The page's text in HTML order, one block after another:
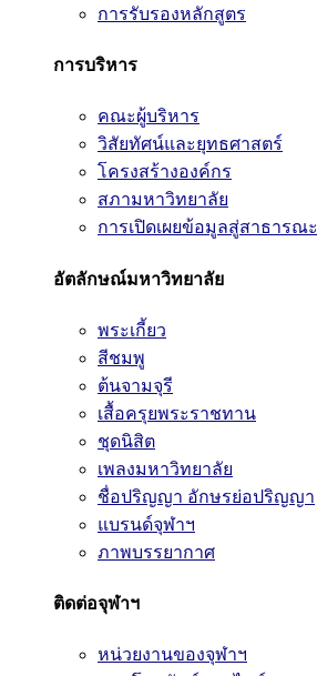
การรับรองหลักสูตร
การบริหาร
คณะผู้บริหาร
วิสัยทัศน์และยุทธศาสตร์
โครงสร้างองค์กร
สภามหาวิทยาลัย
การเปิดเผยข้อมูลสู่สาธารณะ
อัตลักษณ์มหาวิทยาลัย
พระเกี้ยว
สีชมพู
ต้นจามจุรี
เสื้อครุยพระราชทาน
ชุดนิสิต
เพลงมหาวิทยาลัย
ชื่อปริญญา อักษรย่อปริญญา
แบรนด์จุฬาฯ
ภาพบรรยากาศ
ติดต่อจุฬาฯ
หน่วยงานของจุฬาฯ